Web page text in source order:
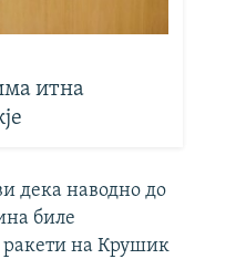
итна
дека наводно до
биле
на Крушик